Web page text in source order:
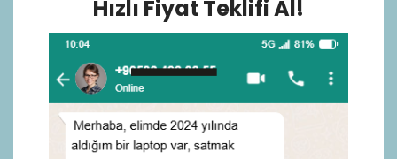
Hızlı Fiyat Teklifi Al!